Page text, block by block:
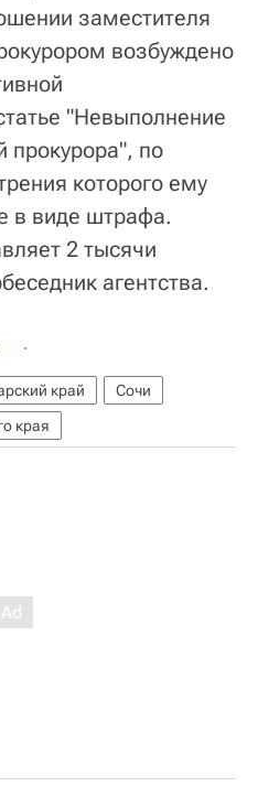
заместителя
возбуждено
"Невыполнение
прокурора", по
которого ему
в виде штрафа.
2 тысячи
агентства.
край
Сочи
края